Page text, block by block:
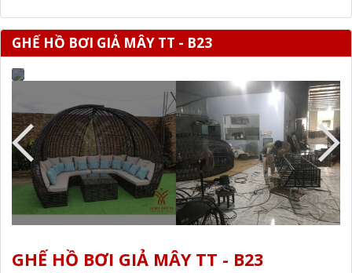
GHẾ HỒ BƠI GIẢ MÂY TT - B23
GHẾ HỒ BƠI GIẢ MÂY TT - B23